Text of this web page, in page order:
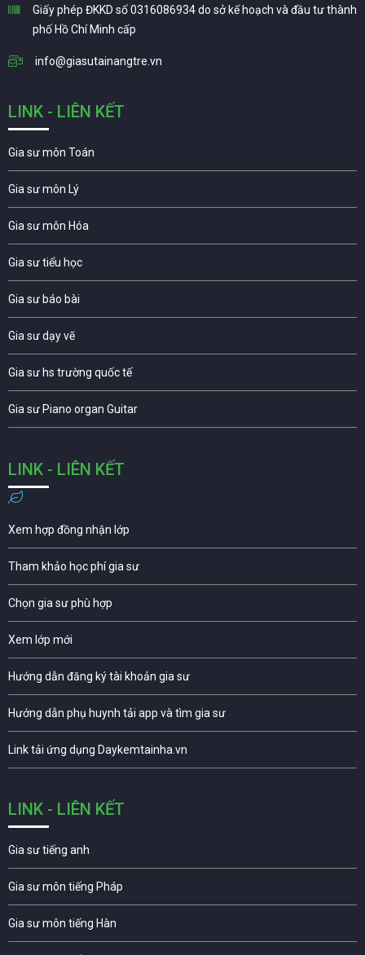
Giấy phép ĐKKD số 0316086934 do sở kế hoạch và đầu tư thành
phố Hồ Chí Minh cấp
info@giasutainangtre.vn
LINK - LIÊN KẾT
Gia sư môn Toán
Gia sư môn Lý
Gia sư môn Hóa
Gia sư tiểu học
Gia sư báo bài
Gia sư dạy vẽ
Gia sư hs trường quốc tế
Gia sư Piano organ Guitar
LINK - LIÊN KẾT
Xem hợp đồng nhận lớp
Tham khảo học phí gia sư
Chọn gia sư phù hợp
Xem lớp mới
Hướng dẫn đăng ký tài khoản gia sư
Hướng dẫn phụ huynh tải app và tìm gia sư
Link tải ứng dụng Daykemtainha.vn
LINK - LIÊN KẾT
Gia sư tiếng anh
Gia sư môn tiếng Pháp
Gia sư môn tiếng Hàn